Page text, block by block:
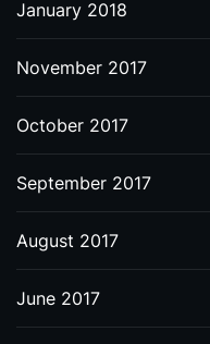
January 2018
November 2017
October 2017
September 2017
August 2017
June 2017